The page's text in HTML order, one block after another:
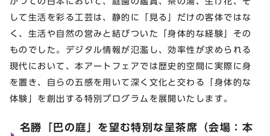
して⽣活を彩る⼯芸は、静的に「⾒る」だけの客体ではな
く、⽣活や⾃然の営みと結びついた「⾝体的な経験」その
ものでした。デジタル情報が氾濫し、効率性が求められる
現代において、本アートフェアでは歴史的空間に実際に⾝
を置き、⾃らの五感を⽤いて深く⽂化と交わる「⾝体的な
体験」を創出する特別プログラムを展開いたします。
名勝「巴の庭」を望む特別な呈茶席（会場：本